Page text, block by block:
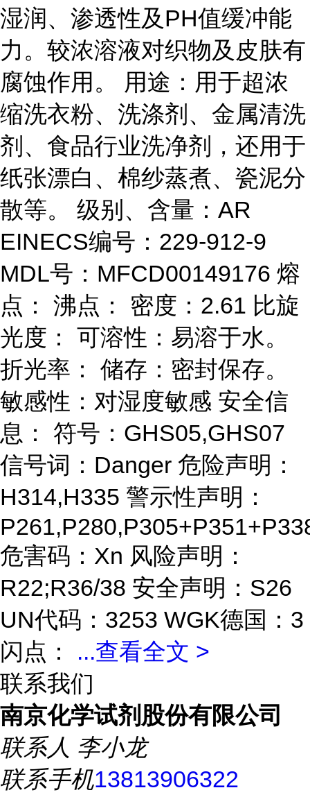
湿润、渗透性及PH值缓冲能
力。较浓溶液对织物及皮肤有
腐蚀作用。 用途：用于超浓
缩洗衣粉、洗涤剂、金属清洗
剂、食品行业洗净剂，还用于
纸张漂白、棉纱蒸煮、瓷泥分
散等。 级别、含量：AR
EINECS编号：229-912-9
MDL号：MFCD00149176 熔
点： 沸点： 密度：2.61 比旋
光度： 可溶性：易溶于水。
折光率： 储存：密封保存。
敏感性：对湿度敏感 安全信
息： 符号：GHS05,GHS07
信号词：Danger 危险声明：
H314,H335 警示性声明：
危害码：Xn 风险声明：
R22;R36/38 安全声明：S26
UN代码：3253 WGK德国：3
闪点： ...查看全文 >
联系我们
南京化学试剂股份有限公司
联系人 李小龙
联系手机13813906322